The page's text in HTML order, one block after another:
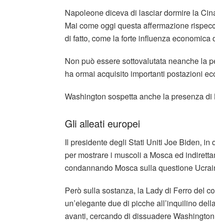
Napoleone diceva di lasciar dormire la
Mai come oggi questa affermazione
di fatto, come la forte influenza
Non può essere sottovalutata neanche la
ha ormai acquisito importanti postazioni
Washington sospetta anche la presenza
Gli alleati europei
Il presidente degli Stati Uniti Joe Biden,
per mostrare i muscoli a Mosca ed
condannando Mosca sulla questione
Però sulla sostanza, la Lady di Ferro del
un’elegante due di picche all’inquilino
avanti, cercando di dissuadere